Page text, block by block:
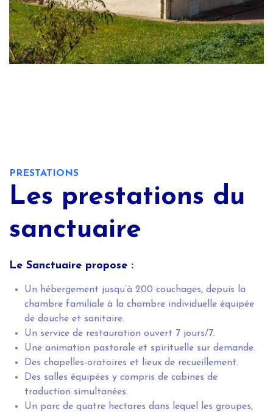
PRESTATIONS
Les prestations du
sanctuaire
Le Sanctuaire propose :
Un hébergement jusqu’à 200 couchages, depuis la
chambre familiale à la chambre individuelle équipée
de douche et sanitaire.
Un service de restauration ouvert 7 jours/7.
Une animation pastorale et spirituelle sur demande.
Des chapelles-oratoires et lieux de recueillement.
Des salles équipées y compris de cabines de
traduction simultanées.
Un parc de quatre hectares dans lequel les groupes,